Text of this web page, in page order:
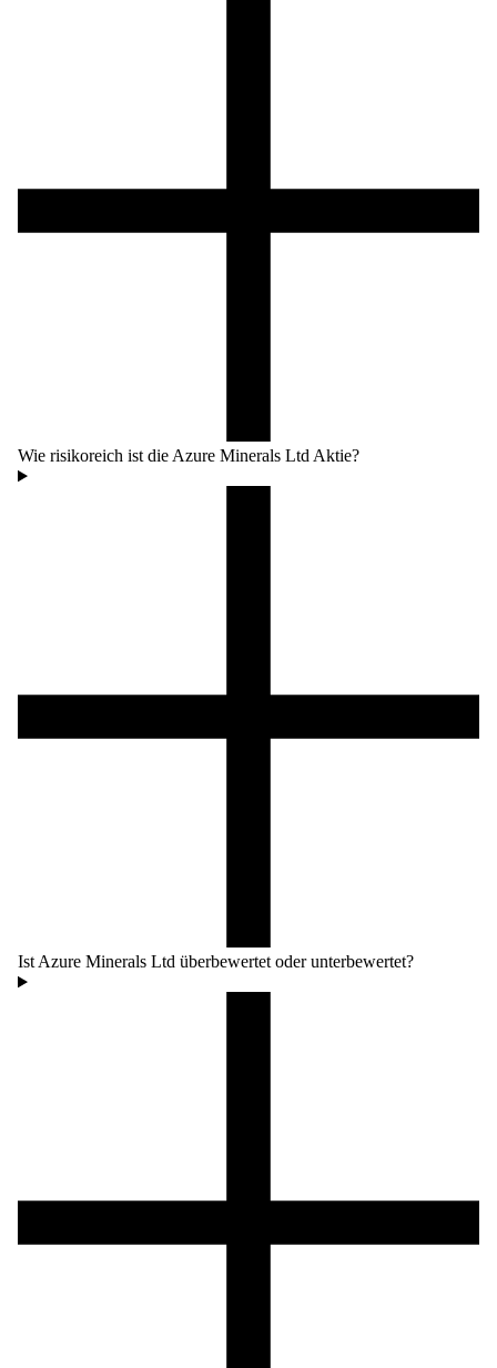
Wie risikoreich ist die Azure Minerals Ltd Aktie?
Ist Azure Minerals Ltd überbewertet oder unterbewertet?